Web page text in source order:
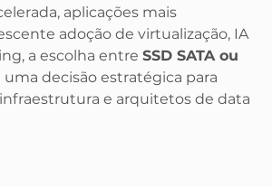
aplicações mais
adoção de virtualização, IA
a escolha entre SSD SATA ou
decisão estratégica para
e arquitetos de data